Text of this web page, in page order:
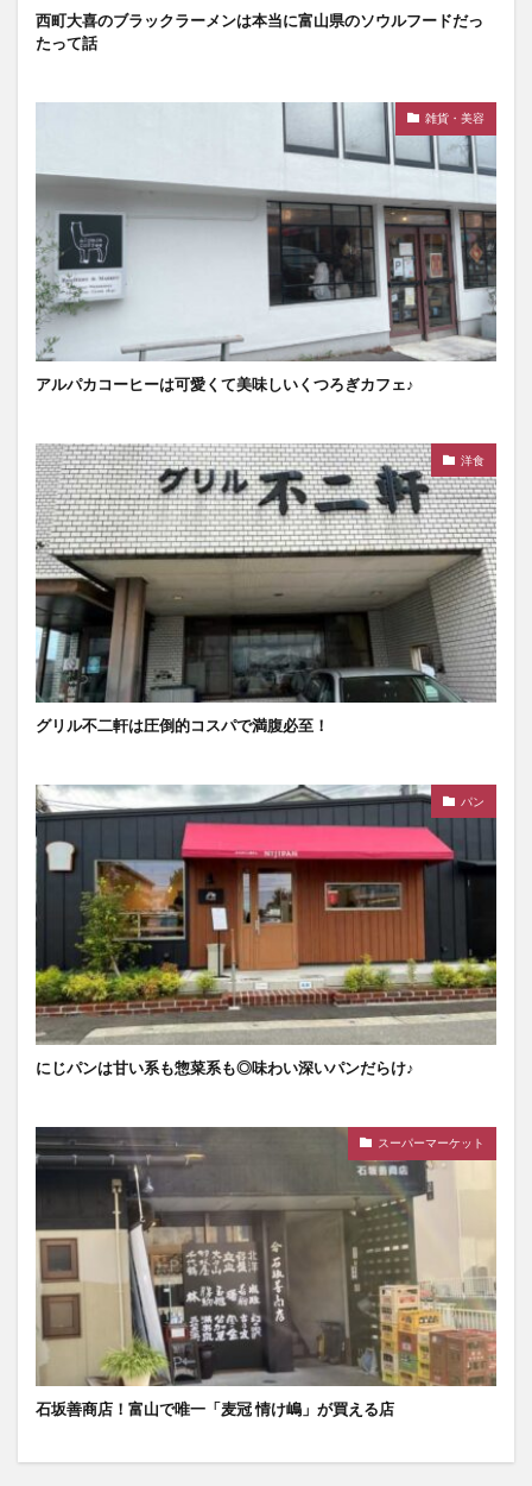
西町大喜のブラックラーメンは本当に富山県のソウルフードだっ
たって話
雑貨・美容
アルパカコーヒーは可愛くて美味しいくつろぎカフェ♪
洋食
グリル不二軒は圧倒的コスパで満腹必至！
パン
にじパンは甘い系も惣菜系も◎味わい深いパンだらけ♪
スーパーマーケット
石坂善商店！富山で唯一「麦冠 情け嶋」が買える店